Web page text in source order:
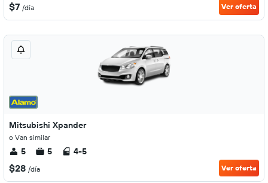
$7 /día Ver oferta
Mitsubishi Xpander
o Van similar
5 5 4-5
$28 /día Ver oferta